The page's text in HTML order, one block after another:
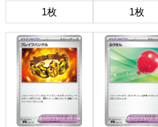
1枚 1枚